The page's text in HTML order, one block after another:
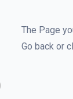
The Page
Go back or